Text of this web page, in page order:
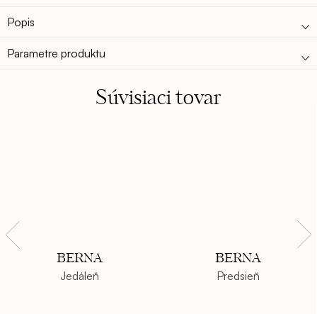
Popis
Parametre produktu
Súvisiaci tovar
BERNA
Jedáleň
BERNA
Predsieň